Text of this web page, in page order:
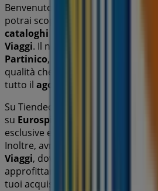
Benvenuto nel negozio
potrai scoprire le migliori
cataloghi di questo marchio
Viaggi. Il nostro negozio fisico si
Partinico, e lì troverai un'ampia
qualità che ti permetteranno di
tutto il agosto 2026
Su Tiendeo ti offriamo tutte le
su Eurospin Viaggi
, come gli
esclusive e la posizione esatta del
Inoltre, avrai accesso agli ultimi
Viaggi, dove potrai scoprire le
approfittare di grandi sconti sui
tuoi acquisti a